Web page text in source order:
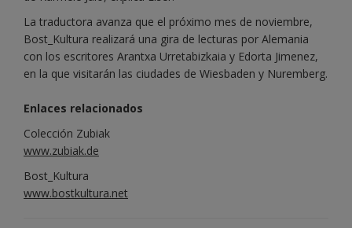
La traductora avanza que el próximo mes de noviembre,
Bost_Kultura realizará una gira de lecturas por Alemania
con los escritores Arantxa Urretabizkaia y Edorta Jimenez,
en la que visitarán las ciudades de Wiesbaden y Nuremberg.
Enlaces relacionados
Colección Zubiak
www.zubiak.de
Bost_Kultura
www.bostkultura.net